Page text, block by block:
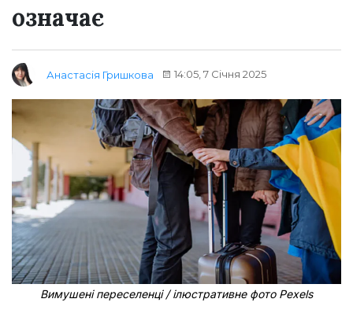
означає
Анастасія Гришкова 14:05, 7 Січня 2025
Вимушені переселенці / ілюстративне фото Pexels